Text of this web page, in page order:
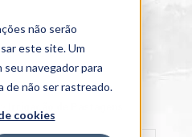
não serão
este site. Um
seu navegador para
de não ser rastreado.
cookies